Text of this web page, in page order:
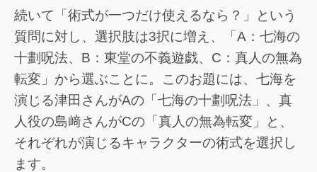
続いて「術式が一つだけ使えるなら？」という
質問に対し、選択肢は3択に増え、「A：七海の
十劃呪法、B：東堂の不義遊戯、C：真人の無為
転変」から選ぶことに。このお題には、七海を
演じる津田さんがAの「七海の十劃呪法」、真
人役の島﨑さんがCの「真人の無為転変」と、
それぞれが演じるキャラクターの術式を選択し
ます。